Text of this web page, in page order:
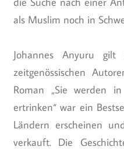
als Muslim noch in
Johannes Anyuru
zeitgenössischen
Roman „Sie werden
ertrinken“ war ein
Ländern erscheinen
verkauft. Die